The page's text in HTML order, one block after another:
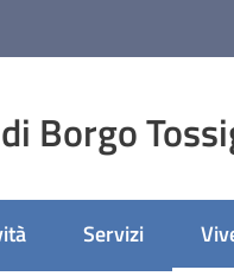
Borgo
Servizi